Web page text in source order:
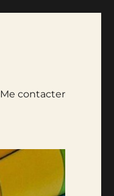
Me contacter